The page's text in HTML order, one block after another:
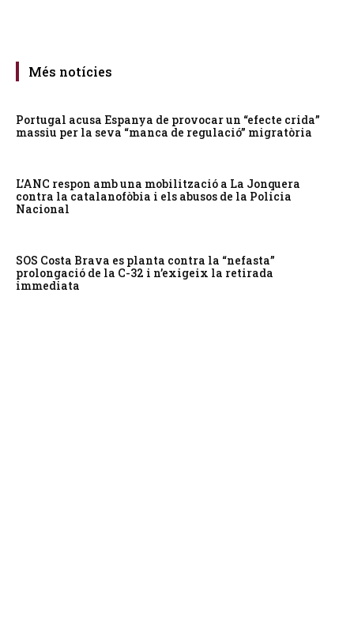
Més notícies
Portugal acusa Espanya de provocar un “efecte crida”
massiu per la seva “manca de regulació” migratòria
L’ANC respon amb una mobilització a La Jonquera
contra la catalanofòbia i els abusos de la Policia
Nacional
SOS Costa Brava es planta contra la “nefasta”
prolongació de la C-32 i n’exigeix la retirada
immediata